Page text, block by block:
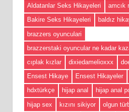
Aldatanlar Seks Hikayeleri
amcık
Bakire Seks Hikayeleri
baldız
brazzers oyunculari
brazzerstaki oyuncular ne kadar
cıplak kızlar
dixiedamelioxxx
Ensest Hikaye
Ensest Hikayeler
hdxtürkçe
hijap anal hijap anal
hijap sex
kızını sikiyor
olgun